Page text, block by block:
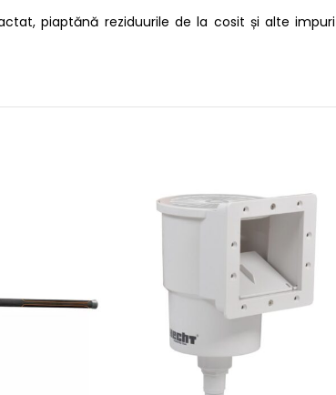
piaptănă reziduurile de la cosit și alte